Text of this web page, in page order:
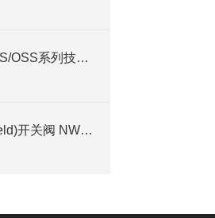
HSB滚子导轨 ORS/OSS系列技术参数介绍
Roemheld(Römheld)开关阀 NW 4 G1/4具体参数、特点及应用行业介绍